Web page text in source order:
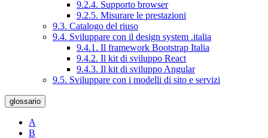
9.2.4. Supporto browser
9.2.5. Misurare le prestazioni
9.3. Catalogo del riuso
9.4. Sviluppare con il design system .italia
9.4.1. Il framework Bootstrap Italia
9.4.2. Il kit di sviluppo React
9.4.3. Il kit di sviluppo Angular
9.5. Sviluppare con i modelli di sito e servizi
glossario
A
B